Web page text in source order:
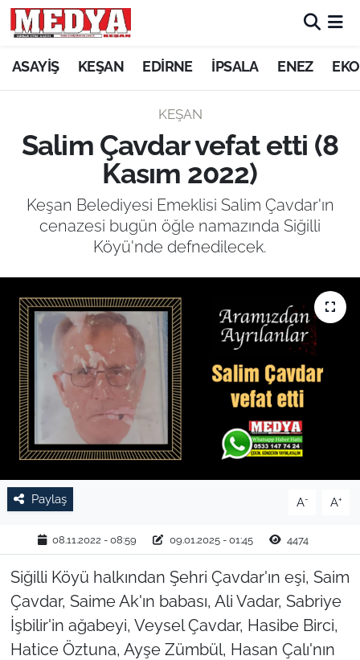
ASAYİŞ KEŞAN EDİRNE İPSALA ENEZ
KEŞAN
Salim Çavdar vefat etti (8
Kasım 2022)
Keşan Belediyesi Emeklisi Salim Çavdar'ın
cenazesi bugün öğle namazında Siğilli
Köyü'nde defnedilecek.
Paylaş A- A+
08.11.2022 - 08:59 09.01.2025 - 01:45 4474
Siğilli Köyü halkından Şehri Çavdar'ın eşi, Saim
Çavdar, Saime Ak'ın babası, Ali Vadar, Sabriye
İşbilir'in ağabeyi, Veysel Çavdar, Hasibe Birci,
Hatice Öztuna, Ayşe Zümbül, Hasan Çalı'nın
KEŞAN
ASAYİŞ
GÜNDEM
SAĞLIK
EĞİTİM
TARIM VE HAYVANCILIK
KÜLTÜR SANAT
SPOR
YAŞAM
EDİRNE
TEKİRDAĞ